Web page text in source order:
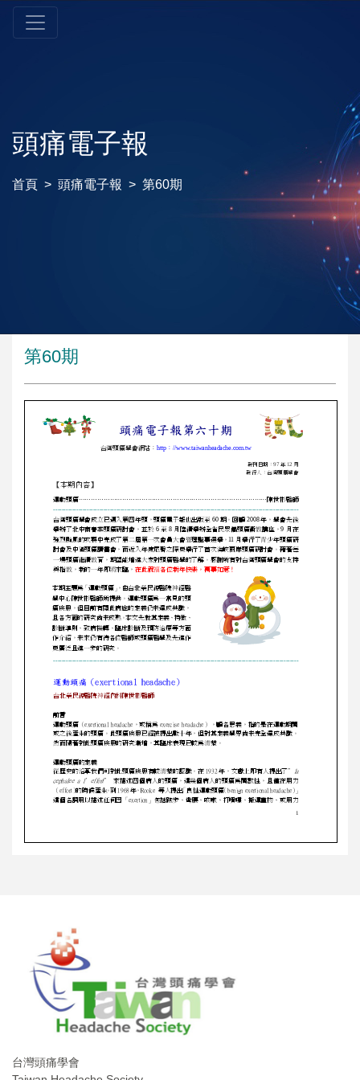
頭痛電子報
首頁 頭痛電子報 第60期
第60期
台灣頭痛學會